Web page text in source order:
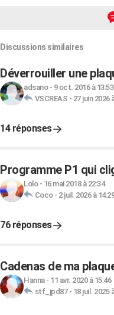
Discussions similaires
Déverrouiller une
adsano- 9 oct. 2016 à 13:53
VSCREAS - 27 juin 2026
14 réponses
Programme P1 qui
Lolo- 16 mai 2018 à 22:34
Coco- 2 juil. 2026 à 14:29
76 réponses
Cadenas de ma
Hanna- 11 avr. 2020 à 15:46
stf_jpd87- 18 juil. 2025